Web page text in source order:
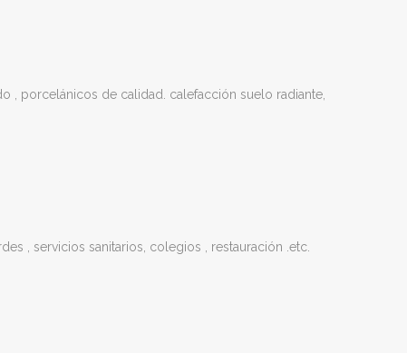
, porcelánicos de calidad. calefacción suelo radiante,
, servicios sanitarios, colegios , restauración .etc.